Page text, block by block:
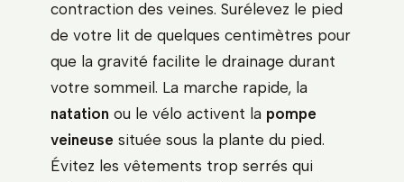
contraction des veines. Surélevez le pied
de votre lit de quelques centimètres pour
que la gravité facilite le drainage durant
votre sommeil. La marche rapide, la
natation ou le vélo activent la pompe
veineuse située sous la plante du pied.
Évitez les vêtements trop serrés qui